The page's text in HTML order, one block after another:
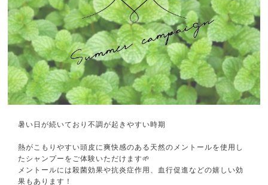
暑い日が続いており不調が起きやすい時期
熱がこもりやすい頭皮に爽快感のある天然のメントールを使用し
たシャンプーをご体験いただけます🌱
メントールには殺菌効果や抗炎症作用、血行促進などの嬉しい効
果もあります！